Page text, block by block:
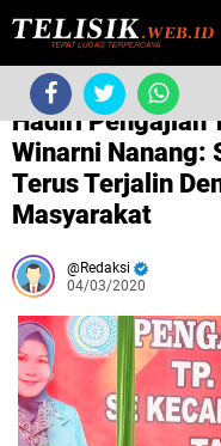
/Lampung Selatan //
Hadiri Pengajian
Winarni Nanang:
Terus Terjalin
Masyarakat
Redaksi
04/03/2020